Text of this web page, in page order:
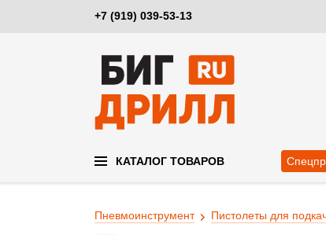
+7 (919) 039-53-13
КАТАЛОГ ТОВАРОВ
Пневмоинструмент Пистолеты для